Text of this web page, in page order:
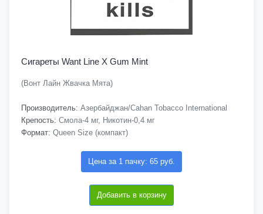
Сигареты Want Line X Gum Mint
(Вонт Лайн Жвачка Мята)
Производитель: Азербайджан/Cahan Tobacco International
Крепость: Смола-4 мг, Никотин-0,4 мг
Формат: Queen Size (компакт)
Цена за 1 пачку: 65 руб.
Добавить в корзину